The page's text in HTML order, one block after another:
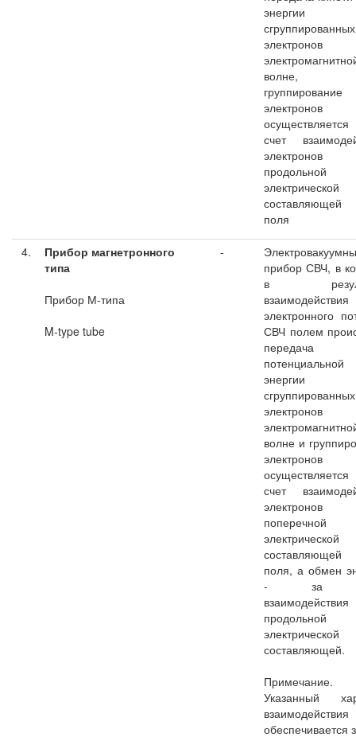
энергии
сгруппированных
электронов
группирование
электронов
счет
продольной
электрической
поля
4.
Прибор магнетронного
типа
Прибор М-типа
M-type tube
-
прибор СВЧ, в
в
взаимодействия
электронного
СВЧ полем
передача
потенциальной
энергии
сгруппированных
электронов
волне и
электронов
счет
поперечной
электрической
поля, а обмен
- за
продольной
электрической
составляющей.
Примечание.
Указанный
взаимодействия
обеспечивается